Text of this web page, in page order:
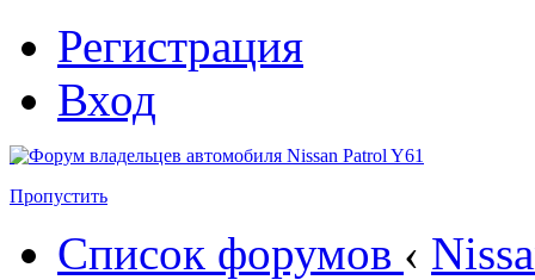
Регистрация
Вход
Пропустить
Список форумов ‹